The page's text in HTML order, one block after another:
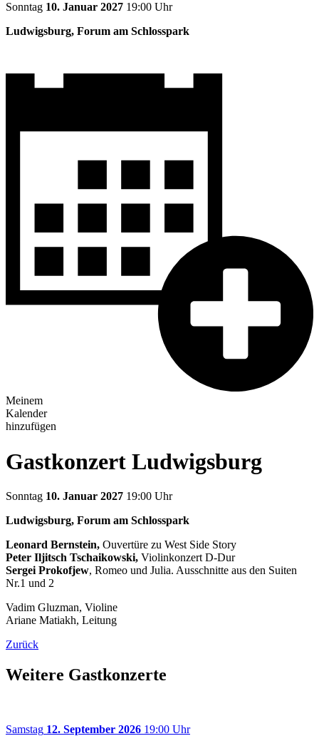
Sonntag 10. Januar 2027 19:00 Uhr
Ludwigsburg, Forum am Schlosspark
Meinem
Kalender
hinzufügen
Gastkonzert Ludwigsburg
Sonntag 10. Januar 2027 19:00 Uhr
Ludwigsburg, Forum am Schlosspark
Leonard Bernstein, Ouvertüre zu West Side Story
Peter Iljitsch Tschaikowski, Violinkonzert D-Dur
Sergei Prokofjew, Romeo und Julia. Ausschnitte aus den Suiten
Nr.1 und 2
Vadim Gluzman, Violine
Ariane Matiakh, Leitung
Zurück
Weitere Gastkonzerte
Samstag 12. September 2026 19:00 Uhr